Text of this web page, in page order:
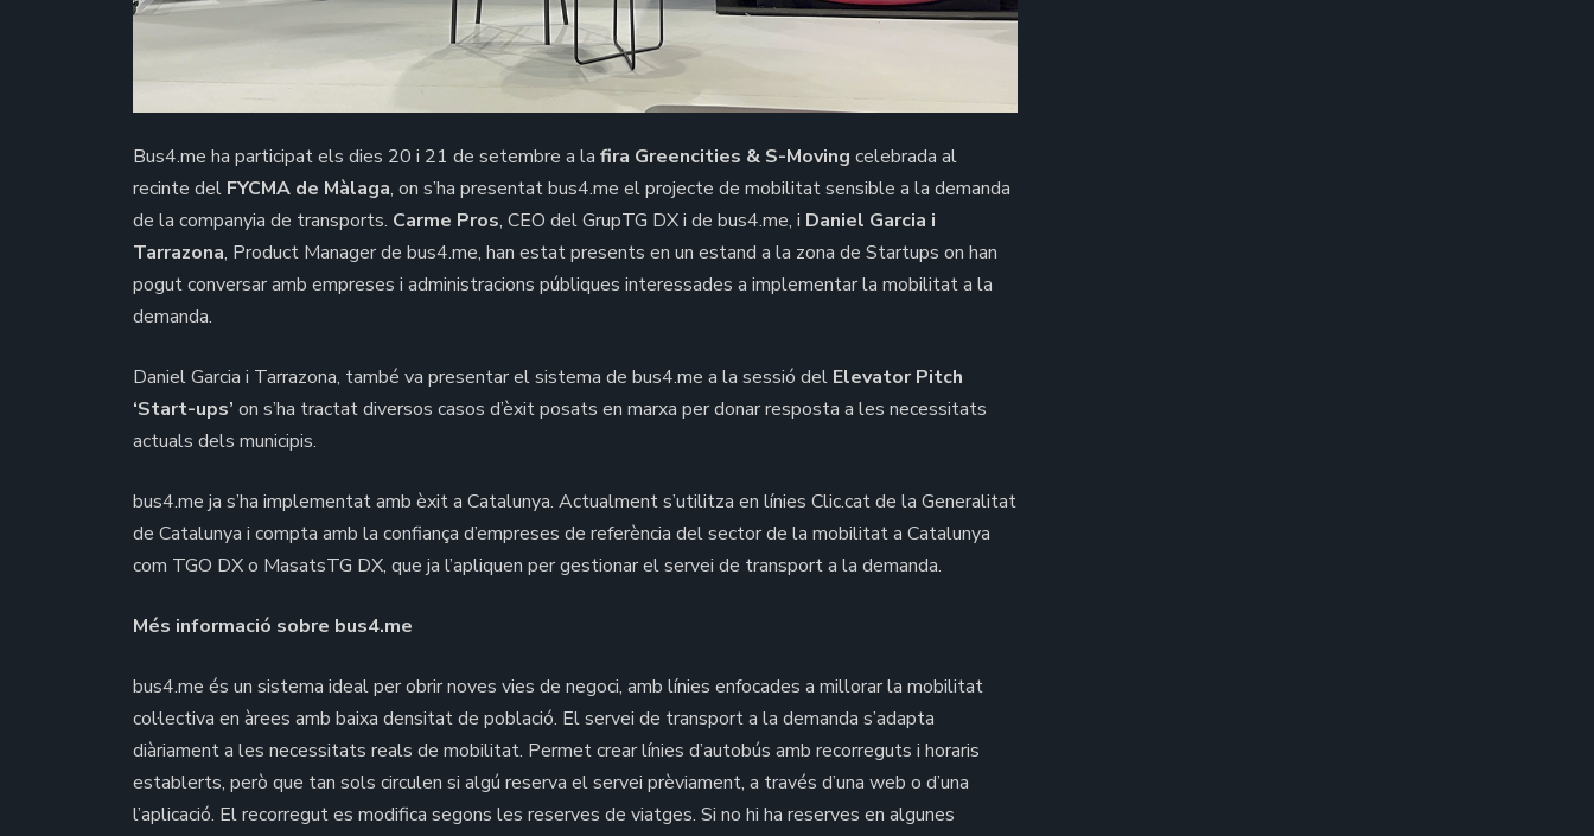
Bus4.me ha participat els dies 20 i 21 de setembre a la fira Greencities & S-Moving celebrada al
recinte del FYCMA de Màlaga, on s’ha presentat bus4.me el projecte de mobilitat sensible a la demanda
de la companyia de transports. Carme Pros, CEO del GrupTG DX i de bus4.me, i Daniel Garcia i
Tarrazona, Product Manager de bus4.me, han estat presents en un estand a la zona de Startups on han
pogut conversar amb empreses i administracions públiques interessades a implementar la mobilitat a la
demanda.
Daniel Garcia i Tarrazona, també va presentar el sistema de bus4.me a la sessió del Elevator Pitch
‘Start-ups’ on s’ha tractat diversos casos d’èxit posats en marxa per donar resposta a les necessitats
actuals dels municipis.
bus4.me ja s’ha implementat amb èxit a Catalunya. Actualment s’utilitza en línies Clic.cat de la Generalitat
de Catalunya i compta amb la confiança d’empreses de referència del sector de la mobilitat a Catalunya
com TGO DX o MasatsTG DX, que ja l’apliquen per gestionar el servei de transport a la demanda.
Més informació sobre bus4.me
bus4.me és un sistema ideal per obrir noves vies de negoci, amb línies enfocades a millorar la mobilitat
col·lectiva en àrees amb baixa densitat de població. El servei de transport a la demanda s’adapta
diàriament a les necessitats reals de mobilitat. Permet crear línies d’autobús amb recorreguts i horaris
establerts, però que tan sols circulen si algú reserva el servei prèviament, a través d’una web o d’una
l’aplicació. El recorregut es modifica segons les reserves de viatges. Si no hi ha reserves en algunes